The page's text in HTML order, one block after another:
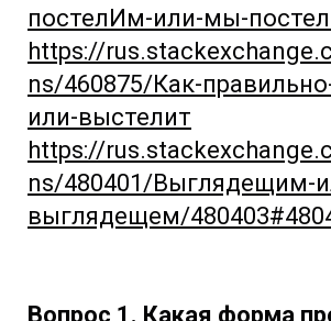
постелИм-или-мы-
https://
ns/460875/Как-
или-выстелит
https://
ns/480401/Выглядещим-
выглядещем/
Вопрос 1. Какая форма